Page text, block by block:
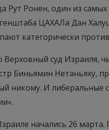
Рут Ронен, один из
ЦАХАЛа Дан
категорически
Верховный суд Израиля,
Биньямин Нетаньяху,
никому. И либеральные
начались 26